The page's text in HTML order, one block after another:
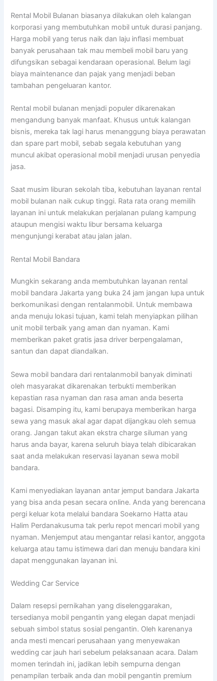
Rental Mobil Bulanan biasanya dilakukan oleh kalangan
korporasi yang membutuhkan mobil untuk durasi panjang.
Harga mobil yang terus naik dan laju inflasi membuat
banyak perusahaan tak mau membeli mobil baru yang
difungsikan sebagai kendaraan operasional. Belum lagi
biaya maintenance dan pajak yang menjadi beban
tambahan pengeluaran kantor.
Rental mobil bulanan menjadi populer dikarenakan
mengandung banyak manfaat. Khusus untuk kalangan
bisnis, mereka tak lagi harus menanggung biaya perawatan
dan spare part mobil, sebab segala kebutuhan yang
muncul akibat operasional mobil menjadi urusan penyedia
jasa.
Saat musim liburan sekolah tiba, kebutuhan layanan rental
mobil bulanan naik cukup tinggi. Rata rata orang memilih
layanan ini untuk melakukan perjalanan pulang kampung
ataupun mengisi waktu libur bersama keluarga
mengunjungi kerabat atau jalan jalan.
Rental Mobil Bandara
Mungkin sekarang anda membutuhkan layanan rental
mobil bandara Jakarta yang buka 24 jam jangan lupa untuk
berkomunikasi dengan rentalanmobil. Untuk membawa
anda menuju lokasi tujuan, kami telah menyiapkan pilihan
unit mobil terbaik yang aman dan nyaman. Kami
memberikan paket gratis jasa driver berpengalaman,
santun dan dapat diandalkan.
Sewa mobil bandara dari rentalanmobil banyak diminati
oleh masyarakat dikarenakan terbukti memberikan
kepastian rasa nyaman dan rasa aman anda beserta
bagasi. Disamping itu, kami berupaya memberikan harga
sewa yang masuk akal agar dapat dijangkau oleh semua
orang. Jangan takut akan ekstra charge siluman yang
harus anda bayar, karena seluruh biaya telah dibicarakan
saat anda melakukan reservasi layanan sewa mobil
bandara.
Kami menyediakan layanan antar jemput bandara Jakarta
yang bisa anda pesan secara online. Anda yang berencana
pergi keluar kota melalui bandara Soekarno Hatta atau
Halim Perdanakusuma tak perlu repot mencari mobil yang
nyaman. Menjemput atau mengantar relasi kantor, anggota
keluarga atau tamu istimewa dari dan menuju bandara kini
dapat menggunakan layanan ini.
Wedding Car Service
Dalam resepsi pernikahan yang diselenggarakan,
tersedianya mobil pengantin yang elegan dapat menjadi
sebuah simbol status sosial pengantin. Oleh karenanya
anda mesti mencari perusahaan yang menyewakan
wedding car jauh hari sebelum pelaksanaan acara. Dalam
momen terindah ini, jadikan lebih sempurna dengan
penampilan terbaik anda dan mobil pengantin premium